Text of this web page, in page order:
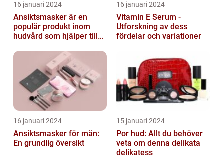
16 januari 2024
Ansiktsmasker är en
populär produkt inom
hudvård som hjälper till
näring åt hud...
16 januari 2024
Vitamin E Serum -
Utforskning av dess
fördelar och variationer
16 januari 2024
Ansiktsmasker för män:
En grundlig översikt
15 januari 2024
Por hud: Allt du behöver
veta om denna delikata
delikatess